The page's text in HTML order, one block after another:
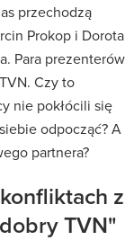
przechodzą
Prokop i Dorota
Para prezenterów
Czy to
nie pokłócili się
odpocząć? A
partnera?
z
TVN"